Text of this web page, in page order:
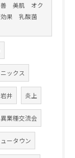
善 美肌 オク
効果 乳酸菌
ックス
岩井 炎上
異業種交流会
ータウン